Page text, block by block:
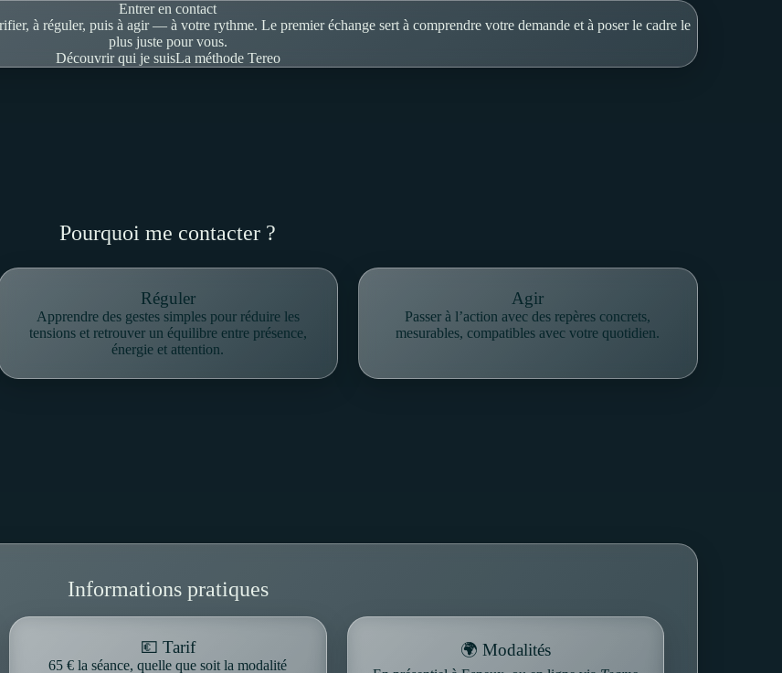
Entrer en contact
à réguler, puis à agir — à votre rythme. Le premier échange sert à comprendre votre demande et à poser le cadre le
plus juste pour vous.
Découvrir qui je suisLa méthode Tereo
Pourquoi me contacter ?
Réguler
Apprendre des gestes simples pour réduire les
tensions et retrouver un équilibre entre présence,
énergie et attention.
Agir
Passer à l’action avec des repères concrets,
mesurables, compatibles avec votre quotidien.
Informations pratiques
💶 Tarif
65 € la séance, quelle que soit la modalité
🌍 Modalités